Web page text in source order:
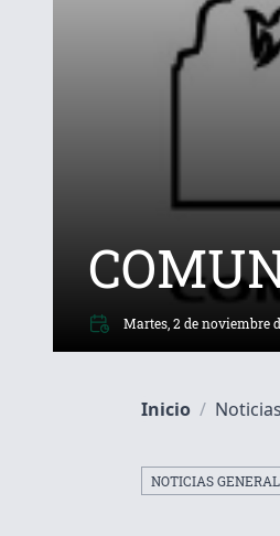
Martes, 2 de noviembre
Inicio /
NOTICIAS